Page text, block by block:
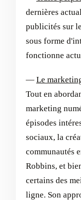
dernières
publicités sur
sous forme
fonctionne
— Le
Tout en
marketing
épisodes
sociaux, la
communautés
Robbins, et
certains des
ligne. Son